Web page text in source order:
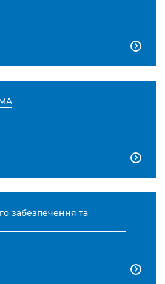


забезпечення та
